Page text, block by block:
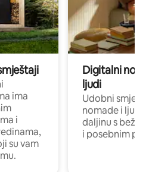
ima
i
su vam
Digitalni
ljudi
Udobni
nomade i ljude
daljinu s
i posebnim